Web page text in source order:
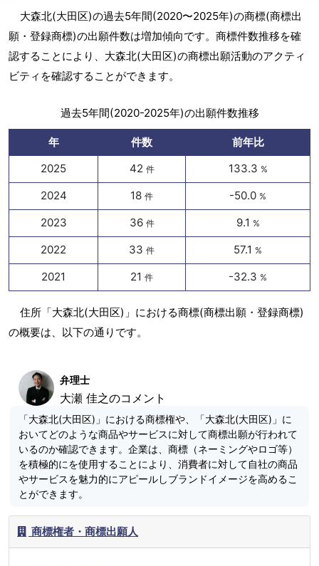
大森北(大田区)の過去5年間(2020〜2025年)の商標(商標出
願・登録商標)の出願件数は増加傾向です。商標件数推移を確
認することにより、大森北(大田区)の商標出願活動のアクティ
ビティを確認することができます。
過去5年間(2020-2025年)の出願件数推移
年 件数
前年比
2025
42 件 133.3 %
2024 18 件 -50.0 %
2023 36 件 9.1 %
2022 33 件 57.1 %
2021 21 件 -32.3 %
住所「大森北(大田区)」における商標(商標出願・登録商標)
の概要は、以下の通りです。
弁理士
大瀬 佳之のコメント
「大森北(大田区)」における商標権や、「大森北(大田区)」に
おいてどのような商品やサービスに対して商標出願が行われて
いるのか確認できます。企業は、商標（ネーミングやロゴ等）
を積極的にを使用することにより、消費者に対して自社の商品
やサービスを魅力的にアピールしブランドイメージを高めるこ
とができます。
商標権者・商標出願人